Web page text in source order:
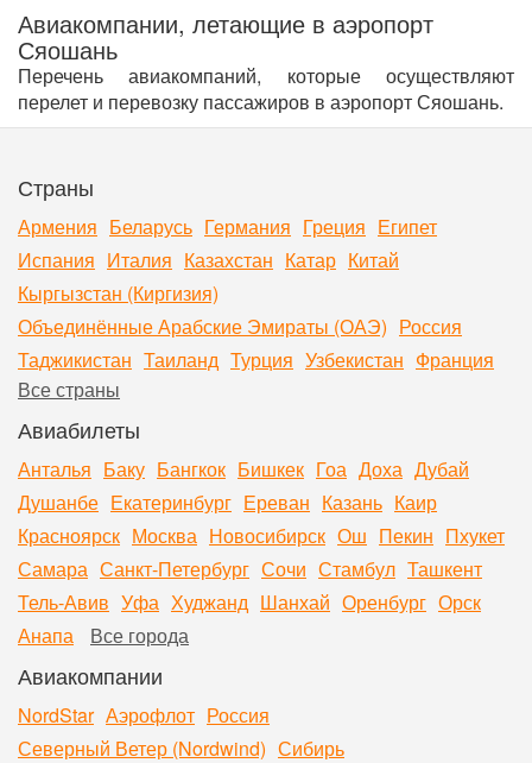
Авиакомпании, летающие в аэропорт
Сяошань
Перечень авиакомпаний, которые осуществляют
перелет и перевозку пассажиров в аэропорт Сяошань.
Страны
Армения Беларусь Германия Греция Египет
Испания Италия Казахстан Катар Китай
Кыргызстан (Киргизия)
Объединённые Арабские Эмираты (ОАЭ) Россия
Таджикистан Таиланд Турция Узбекистан Франция
Все страны
Авиабилеты
Анталья Баку Бангкок Бишкек Гоа Доха Дубай
Душанбе Екатеринбург Ереван Казань Каир
Красноярск Москва Новосибирск Ош Пекин Пхукет
Самара Санкт-Петербург Сочи Стамбул Ташкент
Тель-Авив Уфа Худжанд Шанхай Оренбург Орск
Анапа
Все города
Авиакомпании
NordStar Аэрофлот Россия
Северный Ветер (Nordwind) Сибирь